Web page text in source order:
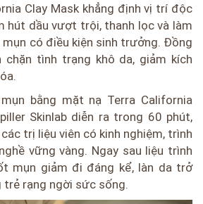
Clay Mask khẳng định vị trí độc
hút dầu vượt trội, thanh lọc và làm
mụn có điều kiện sinh trưởng. Đồng
chặn tình trạng khô da, giảm kích
bằng mặt nạ Terra California
Skinlab diễn ra trong 60 phút,
trị liệu viên có kinh nghiệm, trình
vững vàng. Ngay sau liệu trình
mụn giảm đi đáng kể, làn da trở
rạng ngời sức sống.